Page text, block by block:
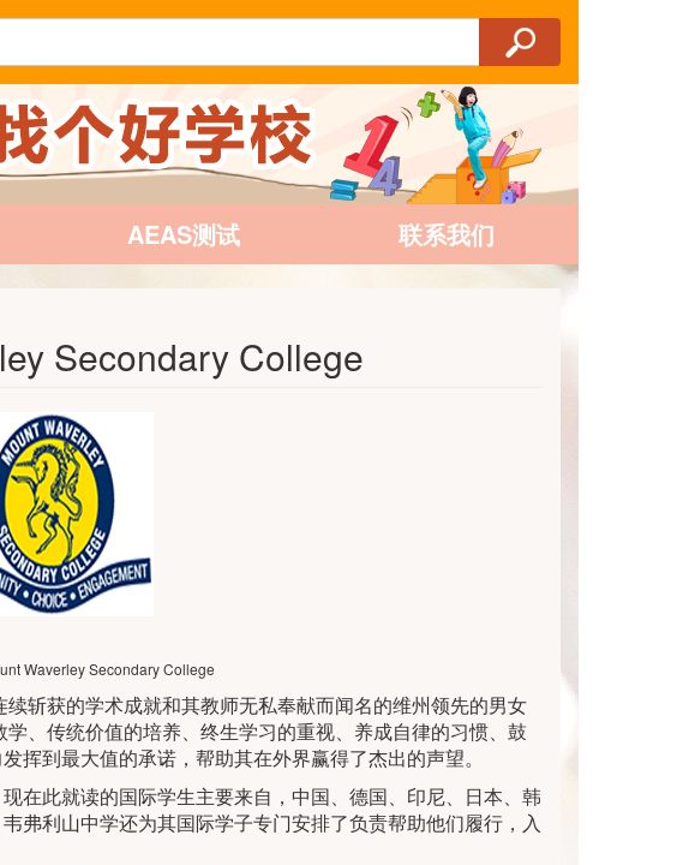
AEAS测试 联系我们
Secondary College
Waverley Secondary College
斩获的学术成就和其教师无私奉献而闻名的维州领先的男女
、传统价值的培养、终生学习的重视、养成自律的习惯、鼓
挥到最大值的承诺，帮助其在外界赢得了杰出的声望。
在此就读的国际学生主要来自，中国、德国、印尼、日本、韩
弗利山中学还为其国际学子专门安排了负责帮助他们履行，入